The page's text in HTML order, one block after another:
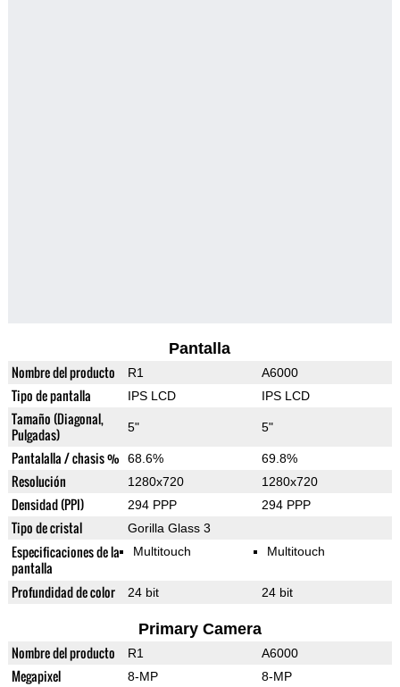
Pantalla
Nombre del producto R1 A6000
Tipo de pantalla IPS LCD IPS LCD
Tamaño (Diagonal,
Pulgadas)
5" 5"
Pantalalla / chasis % 68.6% 69.8%
Resolución 1280x720 1280x720
Densidad (PPI) 294 PPP 294 PPP
Tipo de cristal Gorilla Glass 3
Especificaciones de la
pantalla
Multitouch Multitouch
Profundidad de color 24 bit 24 bit
Primary Camera
Nombre del producto R1 A6000
Megapixel 8-MP 8-MP